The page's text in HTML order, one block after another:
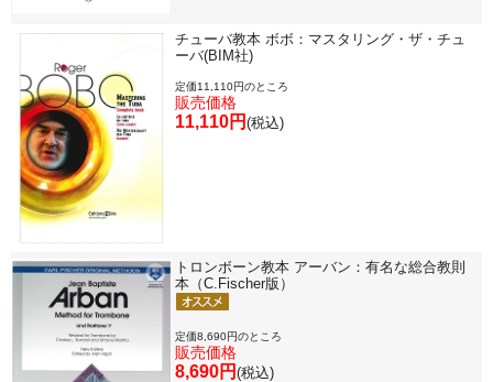
チューバ教本 ボボ：マスタリング・ザ・チュ
ーバ(BIM社)
定価11,110円のところ
販売価格
11,110円 (税込)
トロンボーン教本 アーバン：有名な総合教則
本（C.Fischer版）
定価8,690円のところ
販売価格
8,690円 (税込)